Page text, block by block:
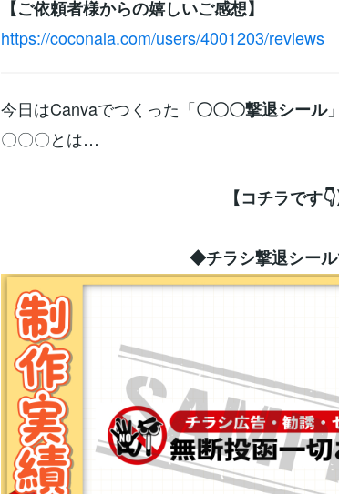
【ご依頼者様からの嬉しいご感想】
https://coconala.com/users/4001203/reviews
今日はCanvaでつくった「〇〇〇撃退シール
〇〇〇とは…
【コチラです👇
◆チラシ撃退シー